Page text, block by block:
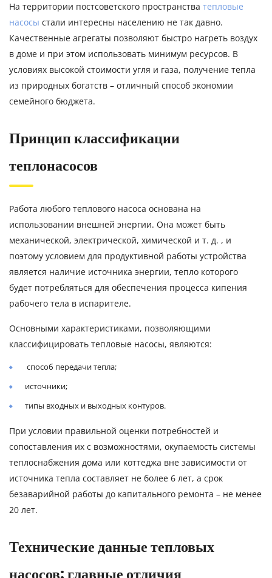
На территории постсоветского пространства тепловые
насосы стали интересны населению не так давно.
Качественные агрегаты позволяют быстро нагреть воздух
в доме и при этом использовать минимум ресурсов. В
условиях высокой стоимости угля и газа, получение тепла
из природных богатств – отличный способ экономии
семейного бюджета.
Принцип классификации
теплонасосов
Работа любого теплового насоса основана на
использовании внешней энергии. Она может быть
механической, электрической, химической и т. д. , и
поэтому условием для продуктивной работы устройства
является наличие источника энергии, тепло которого
будет потребляться для обеспечения процесса кипения
рабочего тела в испарителе.
Основными характеристиками, позволяющими
классифицировать тепловые насосы, являются:
способ передачи тепла;
источники;
типы входных и выходных контуров.
При условии правильной оценки потребностей и
сопоставления их с возможностями, окупаемость системы
теплоснабжения дома или коттеджа вне зависимости от
источника тепла составляет не более 6 лет, а срок
безаварийной работы до капитального ремонта – не менее
20 лет.
Технические данные тепловых